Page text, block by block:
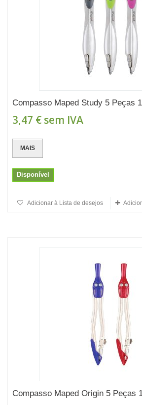
Compasso Maped Study 5 Peças
3,47 € sem IVA
MAIS
Disponível
Adicionar à Lista de desejos
Compasso Maped Origin 5 Peças